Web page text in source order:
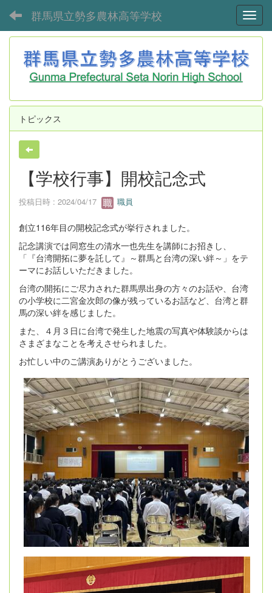
群馬県立勢多農林高等学校
トピックス
【学校行事】開校記念式
投稿日時 : 2024/04/17 職員
創立116年目の開校記念式が挙行されました。
記念講演では同窓生の清水一也先生を講師にお招きし、
「『台湾開拓に夢を託して』～群馬と台湾の深い絆～」をテ
ーマにお話しいただきました。
台湾の開拓にご尽力された群馬県出身の方々のお話や、台湾
の小学校に二宮金次郎の像が残っているお話など、台湾と群
馬の深い絆を感じました。
また、４月３日に台湾で発生した地震の写真や体験談からは
さまざまなことを考えさせられました。
お忙しい中のご講演ありがとうございました。